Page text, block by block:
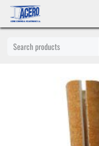
Ir al contenido